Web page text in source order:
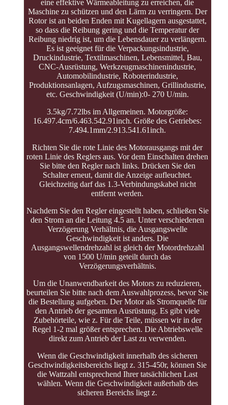
eine effektive Wärmeableitung zu erreichen, die
Maschine zu schützen und den Lärm zu verringern. Der
Rotor ist an beiden Enden mit Kugellagern ausgestattet,
so dass die Reibung gering und die Temperatur der
Reibung niedrig ist, um die Lebensdauer zu verlängern.
Es ist geeignet für die Verpackungsindustrie,
Druckindustrie, Textilmaschinen, Lebensmittel, Bau,
CNC-Ausrüstung, Werkzeugmaschinenindustrie,
Automobilindustrie, Roboterindustrie,
Produktionsanlagen, Aufzugsmaschinen, Grillindustrie,
etc. Geschwindigkeit (U/min):0- 270 U/min.
3.5kg/7.72lbs im Allgemeinen. Motorgröße:
16.497.4cm/6.463.542.91inch. Größe des Getriebes:
7.494.1mm/2.913.541.61inch.
Richten Sie die rote Linie des Motorausgangs mit der
roten Linie des Reglers aus. Vor dem Einschalten drehen
Sie bitte den Regler nach links. Drücken Sie den
Schalter erneut, damit die Anzeige aufleuchtet.
Gleichzeitig darf das 1.3-Verbindungskabel nicht
entfernt werden.
Nachdem Sie den Regler eingestellt haben, schließen Sie
den Strom an die Leitung 4.5 an. Unter verschiedenen
Verzögerung Verhältnis, die Ausgangswelle
Geschwindigkeit ist anders. Die
Ausgangswellendrehzahl ist gleich der Motordrehzahl
von 1500 U/min geteilt durch das
Verzögerungsverhältnis.
Um die Unanwendbarkeit des Motors zu reduzieren,
beurteilen Sie bitte nach dem Auswahlprozess, bevor Sie
die Bestellung aufgeben. Der Motor als Stromquelle für
den Antrieb der gesamten Ausrüstung. Es gibt viele
Zubehörteile, wie z. Für die Teile, müssen wir in der
Regel 1-2 mal größer entsprechen. Die Abtriebswelle
direkt zum Antrieb der Last zu verwenden.
Wenn die Geschwindigkeit innerhalb des sicheren
Geschwindigkeitsbereichs liegt z. 315-450r, können Sie
die Wattzahl entsprechend Ihrer tatsächlichen Last
wählen. Wenn die Geschwindigkeit außerhalb des
sicheren Bereichs liegt z.